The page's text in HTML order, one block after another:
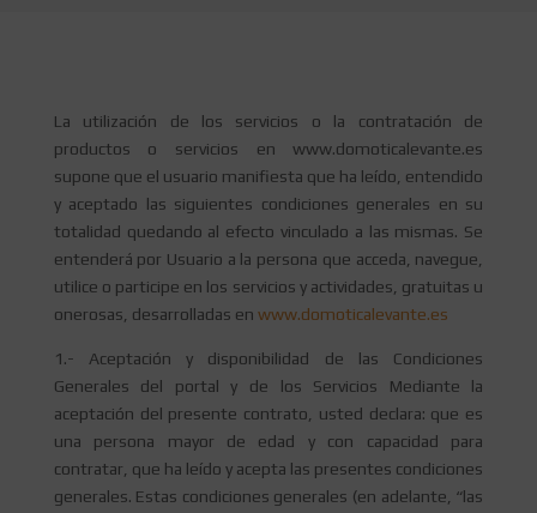
La utilización de los servicios o la contratación de
productos o servicios en www.domoticalevante.es
supone que el usuario manifiesta que ha leído, entendido
y aceptado las siguientes condiciones generales en su
totalidad quedando al efecto vinculado a las mismas. Se
entenderá por Usuario a la persona que acceda, navegue,
utilice o participe en los servicios y actividades, gratuitas u
onerosas, desarrolladas en www.domoticalevante.es
1.- Aceptación y disponibilidad de las Condiciones
Generales del portal y de los Servicios Mediante la
aceptación del presente contrato, usted declara: que es
una persona mayor de edad y con capacidad para
contratar, que ha leído y acepta las presentes condiciones
generales. Estas condiciones generales (en adelante, “las